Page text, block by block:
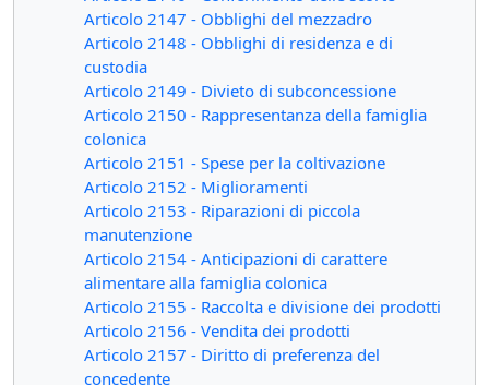
Articolo 2147 - Obblighi del mezzadro
Articolo 2148 - Obblighi di residenza e di
custodia
Articolo 2149 - Divieto di subconcessione
Articolo 2150 - Rappresentanza della famiglia
colonica
Articolo 2151 - Spese per la coltivazione
Articolo 2152 - Miglioramenti
Articolo 2153 - Riparazioni di piccola
manutenzione
Articolo 2154 - Anticipazioni di carattere
alimentare alla famiglia colonica
Articolo 2155 - Raccolta e divisione dei prodotti
Articolo 2156 - Vendita dei prodotti
Articolo 2157 - Diritto di preferenza del
concedente